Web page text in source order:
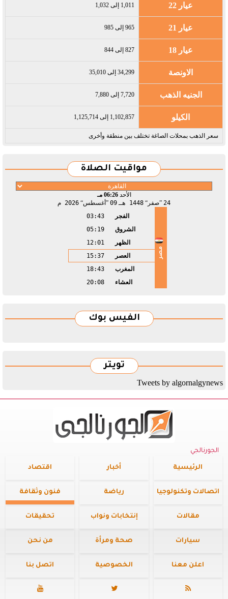
عيار 22 1,011 إلى 1,032
عيار 21 965 إلى 985
عيار 18 827 إلى 844
الاونصة 34,299 إلى 35,010
الجنيه الذهب 7,720 إلى 7,880
الكيلو 1,102,857 إلى 1,125,714
سعر الذهب بمحلات الصاغة تختلف بين منطقة وأخرى
مواقيت الصلاة
الأحد06:26 مـ
24
صفر 1448 هـ 09 أغسطس 2026 م
مصر
الفجر
03:43
الشروق
05:19
الظهر
12:01
العصر
15:37
المغرب
18:43
العشاء
20:08
الفيس بوك
تويتر
Tweets by algornalgynews
الجورنالجي
الرئيسية أخبار اقتصاد
اتصالات وتكنولوجيا رياضة فنون وثقافة
مقالات إنتخابات ونواب تحقيقات
سيارات صحة ومرأة من نحن
اعلن معنا الخصوصية اتصل بنا


